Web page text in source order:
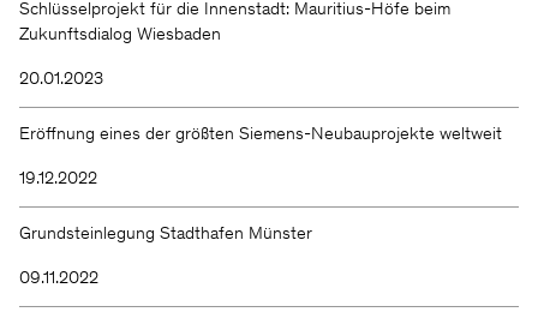
Schlüsselprojekt für die Innenstadt: Mauritius-Höfe beim
Zukunftsdialog Wiesbaden
20.01.2023
Eröffnung eines der größten Siemens-Neubauprojekte weltweit
19.12.2022
Grundsteinlegung Stadthafen Münster
09.11.2022